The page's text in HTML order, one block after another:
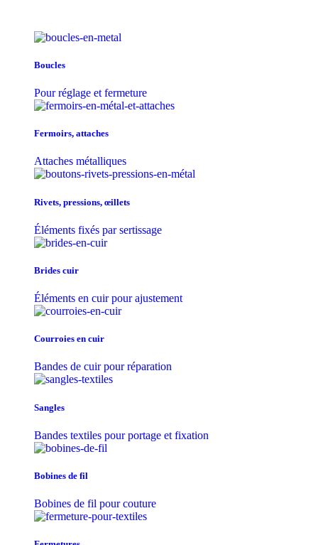
Boucles
Pour réglage et fermeture
Fermoirs, attaches
Attaches métalliques
Rivets, pressions, œillets
Éléments fixés par sertissage
Brides cuir
Éléments en cuir pour ajustement
Courroies en cuir
Bandes de cuir pour réparation
Sangles
Bandes textiles pour portage et fixation
Bobines de fil
Bobines de fil pour couture